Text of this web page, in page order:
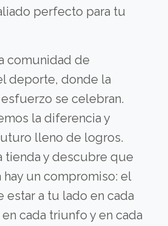
perfecto para tu
comunidad de
deporte, donde la
se celebran.
la diferencia y
lleno de logros.
tienda y descubre que
hay un compromiso: el
estar a tu lado en cada
cada triunfo y en cada